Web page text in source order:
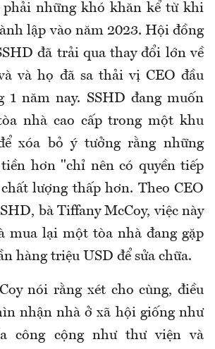
phải những khó khăn kể từ khi
lập vào năm 2023. Hội đồng
đã trải qua thay đổi lớn về
và họ đã sa thải vị CEO đầu
1 năm nay. SSHD đang muốn
nhà cao cấp trong một khu
xóa bỏ ý tưởng rằng những
hơn "chỉ nên có quyền tiếp
lượng thấp hơn. Theo CEO
bà Tiffany McCoy, việc này
mua lại một tòa nhà đang gặp
hàng triệu USD để sửa chữa.
nói rằng xét cho cùng, điều
nhận nhà ở xã hội giống như
công cộng như thư viện và